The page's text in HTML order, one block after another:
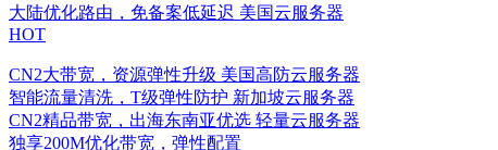
大陆优化路由，免备案低延迟 美国云服务器
HOT
CN2大带宽，资源弹性升级 美国高防云服务器
智能流量清洗，T级弹性防护 新加坡云服务器
CN2精品带宽，出海东南亚优选 轻量云服务器
独享200M优化带宽，弹性配置